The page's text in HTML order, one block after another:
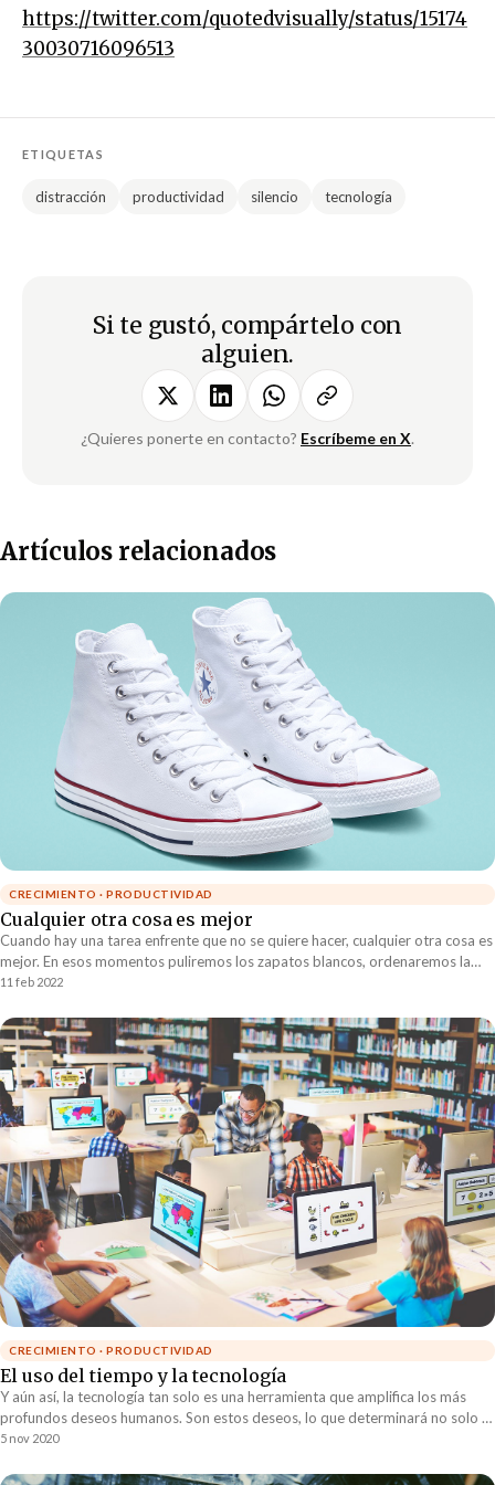
https://twitter.com/quotedvisually/status/15174
30030716096513
ETIQUETAS
distracción productividad silencio tecnología
Si te gustó, compártelo con
alguien.
¿Quieres ponerte en contacto? Escríbeme en X.
Artículos relacionados
CRECIMIENTO · PRODUCTIVIDAD
Cualquier otra cosa es mejor
Cuando hay una tarea enfrente que no se quiere hacer, cualquier otra cosa es
mejor. En esos momentos puliremos los zapatos blancos, ordenaremos la
oficina, haremos despechadas e incluso veremos Betty la Fea por tercera vez
11 feb 2022
CRECIMIENTO · PRODUCTIVIDAD
El uso del tiempo y la tecnología
Y aún así, la tecnología tan solo es una herramienta que amplifica los más
profundos deseos humanos. Son estos deseos, lo que determinará no solo el
tipo de tecnologías que crearemos, sino que como utilizamos la tecnología
5 nov 2020